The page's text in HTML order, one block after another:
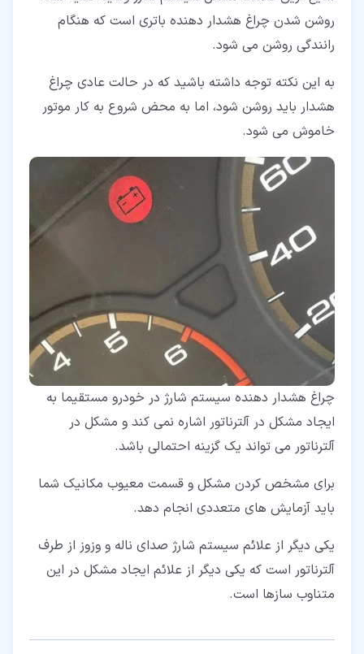
روشن شدن چراغ هشدار دهنده باتری است که هنگام
رانندگی روشن می شود.
به این نکته توجه داشته باشید که در حالت عادی چراغ
هشدار باید روشن شود، اما به محض شروع به کار موتور
خاموش می شود.
چراغ هشدار دهنده سیستم شارژ در خودرو مستقیما به
ایجاد مشکل در آلترناتور اشاره نمی کند و مشکل در
آلترناتور می تواند یک گزینه احتمالی باشد.
برای مشخص کردن مشکل و قسمت معیوب مکانیک شما
باید آزمایش های متعددی انجام دهد.
یکی دیگر از علائم سیستم شارژ صدای ناله و وزوز از طرف
آلترناتور است که یکی دیگر از علائم ایجاد مشکل در این
متناوب سازها است.